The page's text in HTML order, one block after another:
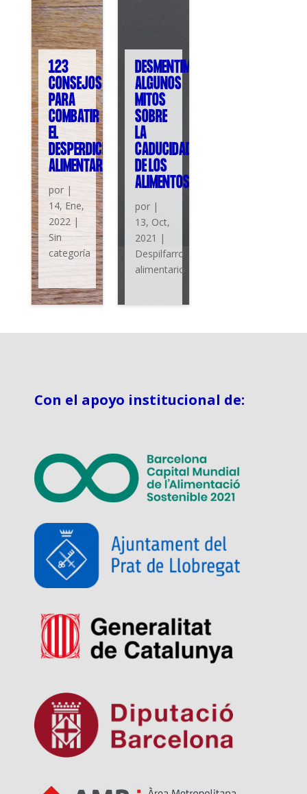
123
CONSEJOS
PARA
COMBATIR
EL
DESPERDICIO
ALIMENTARIO
por |
14, Ene,
2022|
Sin
categoría
DESMENTIMOS
ALGUNOS
MITOS
SOBRE
LA
CADUCIDAD
DE LOS
ALIMENTOS
por |
13, Oct,
2021 |
Despilfarro
alimentario
Con el apoyo institucional de: